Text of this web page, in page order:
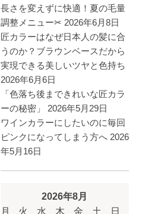
長さを変えずに快適！夏の毛量
調整メニュー✂︎ 2026年6月8日
匠カラーはなぜ日本人の髪に合
うのか？ブラウンベースだから
実現できる美しいツヤと色持ち
2026年6月6日
「色落ち後まできれいな匠カラ
ーの秘密」
2026年5月29日
ワインカラーにしたいのに毎回
ピンクになってしまう方へ 2026
年5月16日
2026年8月
月
火 水 木 金 土 日